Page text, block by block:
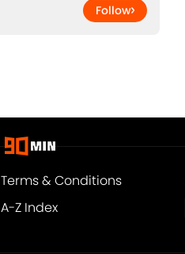
Follow
Terms & Conditions
A-Z Index